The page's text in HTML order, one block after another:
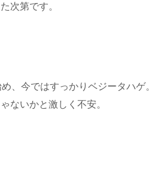
次第です。
、今ではすっかりベジータハゲ。
ないかと激しく不安。